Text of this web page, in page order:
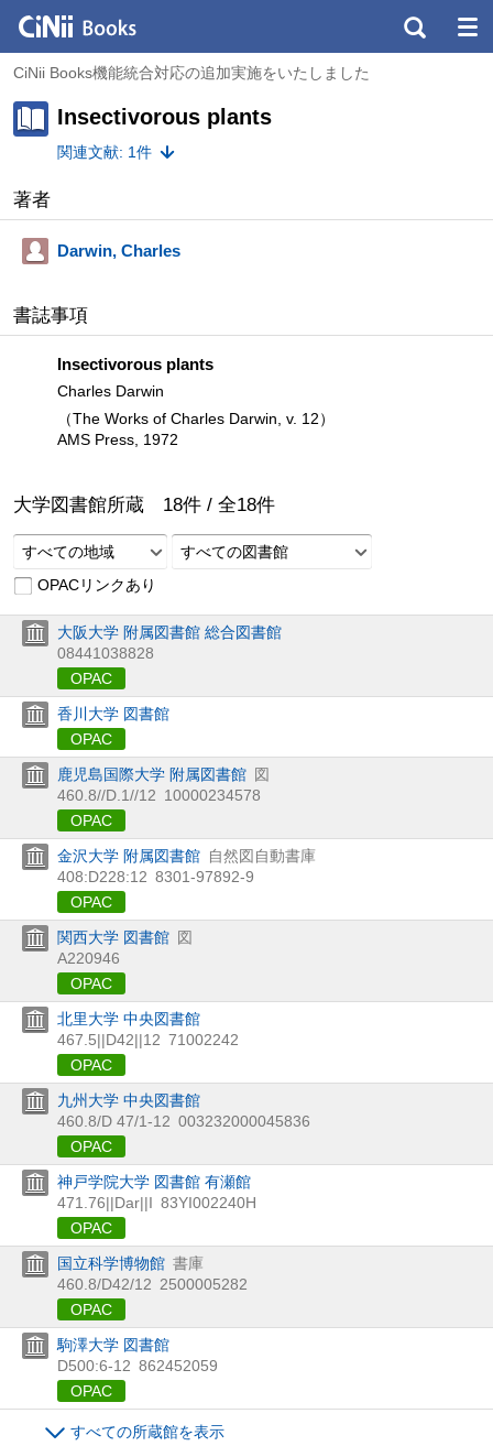
CiNii Books機能統合対応の追加実施をいたしました
Insectivorous plants
関連文献: 1件
著者
Darwin, Charles
書誌事項
Insectivorous plants
Charles Darwin
（The Works of Charles Darwin, v. 12）
AMS Press, 1972
大学図書館所蔵 18件 / 全18件
すべての地域
すべての図書館
OPACリンクあり
大阪大学 附属図書館 総合図書館
08441038828
OPAC
香川大学 図書館
OPAC
鹿児島国際大学 附属図書館 図
460.8//D.1//12 10000234578
OPAC
金沢大学 附属図書館 自然図自動書庫
408:D228:12 8301-97892-9
OPAC
関西大学 図書館 図
A220946
OPAC
北里大学 中央図書館
467.5||D42||12 71002242
OPAC
九州大学 中央図書館
460.8/D 47/1-12 003232000045836
OPAC
神戸学院大学 図書館 有瀬館
471.76||Dar||I 83YI002240H
OPAC
国立科学博物館 書庫
460.8/D42/12 2500005282
OPAC
駒澤大学 図書館
D500:6-12 862452059
OPAC
すべての所蔵館を表示